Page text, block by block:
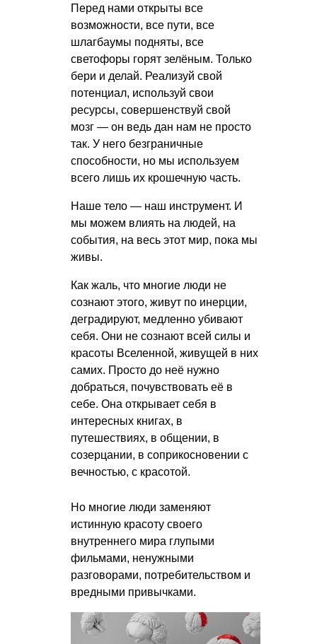
Перед нами открыты все
возможности, все пути, все
шлагбаумы подняты, все
светофоры горят зелёным. Только
бери и делай. Реализуй свой
потенциал, используй свои
ресурсы, совершенствуй свой
мозг — он ведь дан нам не просто
так. У него безграничные
способности, но мы используем
всего лишь их крошечную часть.
Наше тело — наш инструмент. И
мы можем влиять на людей, на
события, на весь этот мир, пока мы
живы.
Как жаль, что многие люди не
сознают этого, живут по инерции,
деградируют, медленно убивают
себя. Они не сознают всей силы и
красоты Вселенной, живущей в них
самих. Просто до неё нужно
добраться, почувствовать её в
себе. Она открывает себя в
интересных книгах, в
путешествиях, в общении, в
созерцании, в соприкосновении с
вечностью, с красотой.
Но многие люди заменяют
истинную красоту своего
внутреннего мира глупыми
фильмами, ненужными
разговорами, потребительством и
вредными привычками.